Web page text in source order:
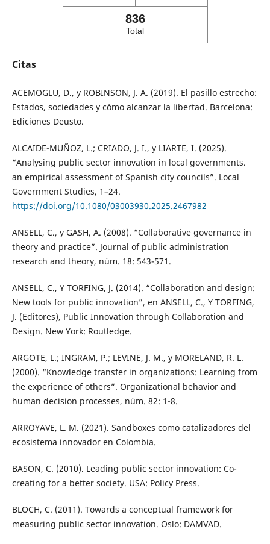
836
Total
Citas
ACEMOGLU, D., y ROBINSON, J. A. (2019). El pasillo estrecho:
Estados, sociedades y cómo alcanzar la libertad. Barcelona:
Ediciones Deusto.
ALCAIDE-MUÑOZ, L.; CRIADO, J. I., y LIARTE, I. (2025).
“Analysing public sector innovation in local governments.
an empirical assessment of Spanish city councils”. Local
Government Studies, 1–24.
https://doi.org/10.1080/03003930.2025.2467982
ANSELL, C., y GASH, A. (2008). “Collaborative governance in
theory and practice”. Journal of public administration
research and theory, núm. 18: 543-571.
ANSELL, C., Y TORFING, J. (2014). “Collaboration and design:
New tools for public innovation”, en ANSELL, C., Y TORFING,
J. (Editores), Public Innovation through Collaboration and
Design. New York: Routledge.
ARGOTE, L.; INGRAM, P.; LEVINE, J. M., y MORELAND, R. L.
(2000). “Knowledge transfer in organizations: Learning from
the experience of others”. Organizational behavior and
human decision processes, núm. 82: 1-8.
ARROYAVE, L. M. (2021). Sandboxes como catalizadores del
ecosistema innovador en Colombia.
BASON, C. (2010). Leading public sector innovation: Co-
creating for a better society. USA: Policy Press.
BLOCH, C. (2011). Towards a conceptual framework for
measuring public sector innovation. Oslo: DAMVAD.